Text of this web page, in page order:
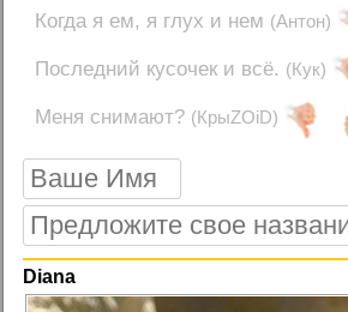
Когда я ем, я глух и нем (Антон)
Последний кусочек и всё. (Кук)
Меня снимают? (КрыZOiD)
Diana